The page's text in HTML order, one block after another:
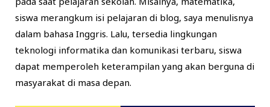
siswa merangkum isi pelajaran di blog, saya menulisnya
dalam bahasa Inggris. Lalu, tersedia lingkungan
teknologi informatika dan komunikasi terbaru, siswa
dapat memperoleh keterampilan yang akan berguna di
masyarakat di masa depan.